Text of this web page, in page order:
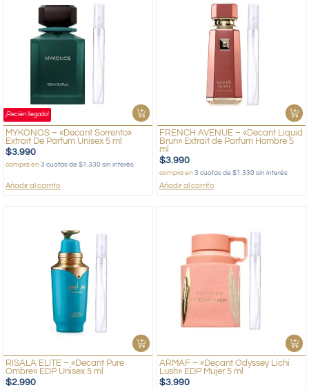
¡Recién llegado!
MYKONOS – «Decant Sorrento»
Extrait De Parfum Unisex 5 ml
$3.990
compra en3 cuotas de $1.330 sin interés
Añadir al carrito
FRENCH AVENUE – «Decant Liquid
Brun» Extrait de Parfum Hombre 5
ml
$3.990
compra en 3 cuotas de $1.330 sin interés
Añadir al carrito
RISALA ELITE – «Decant Pure
Ombre» EDP Unisex 5 ml
$2.990
ARMAF – «Decant Odyssey Lichi
Lush» EDP Mujer 5 ml
$3.990